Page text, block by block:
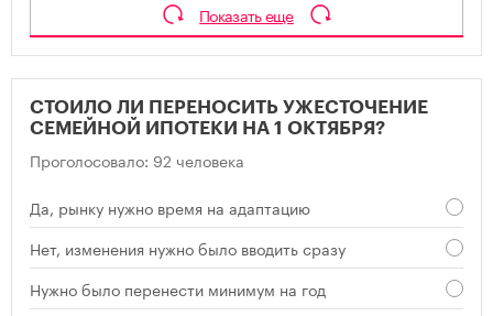
Показать еще
СТОИЛО ЛИ ПЕРЕНОСИТЬ УЖЕСТОЧЕНИЕ
СЕМЕЙНОЙ ИПОТЕКИ НА 1 ОКТЯБРЯ?
Проголосовало: 92 человека
Да, рынку нужно время на адаптацию
Нет, изменения нужно было вводить сразу
Нужно было перенести минимум на год